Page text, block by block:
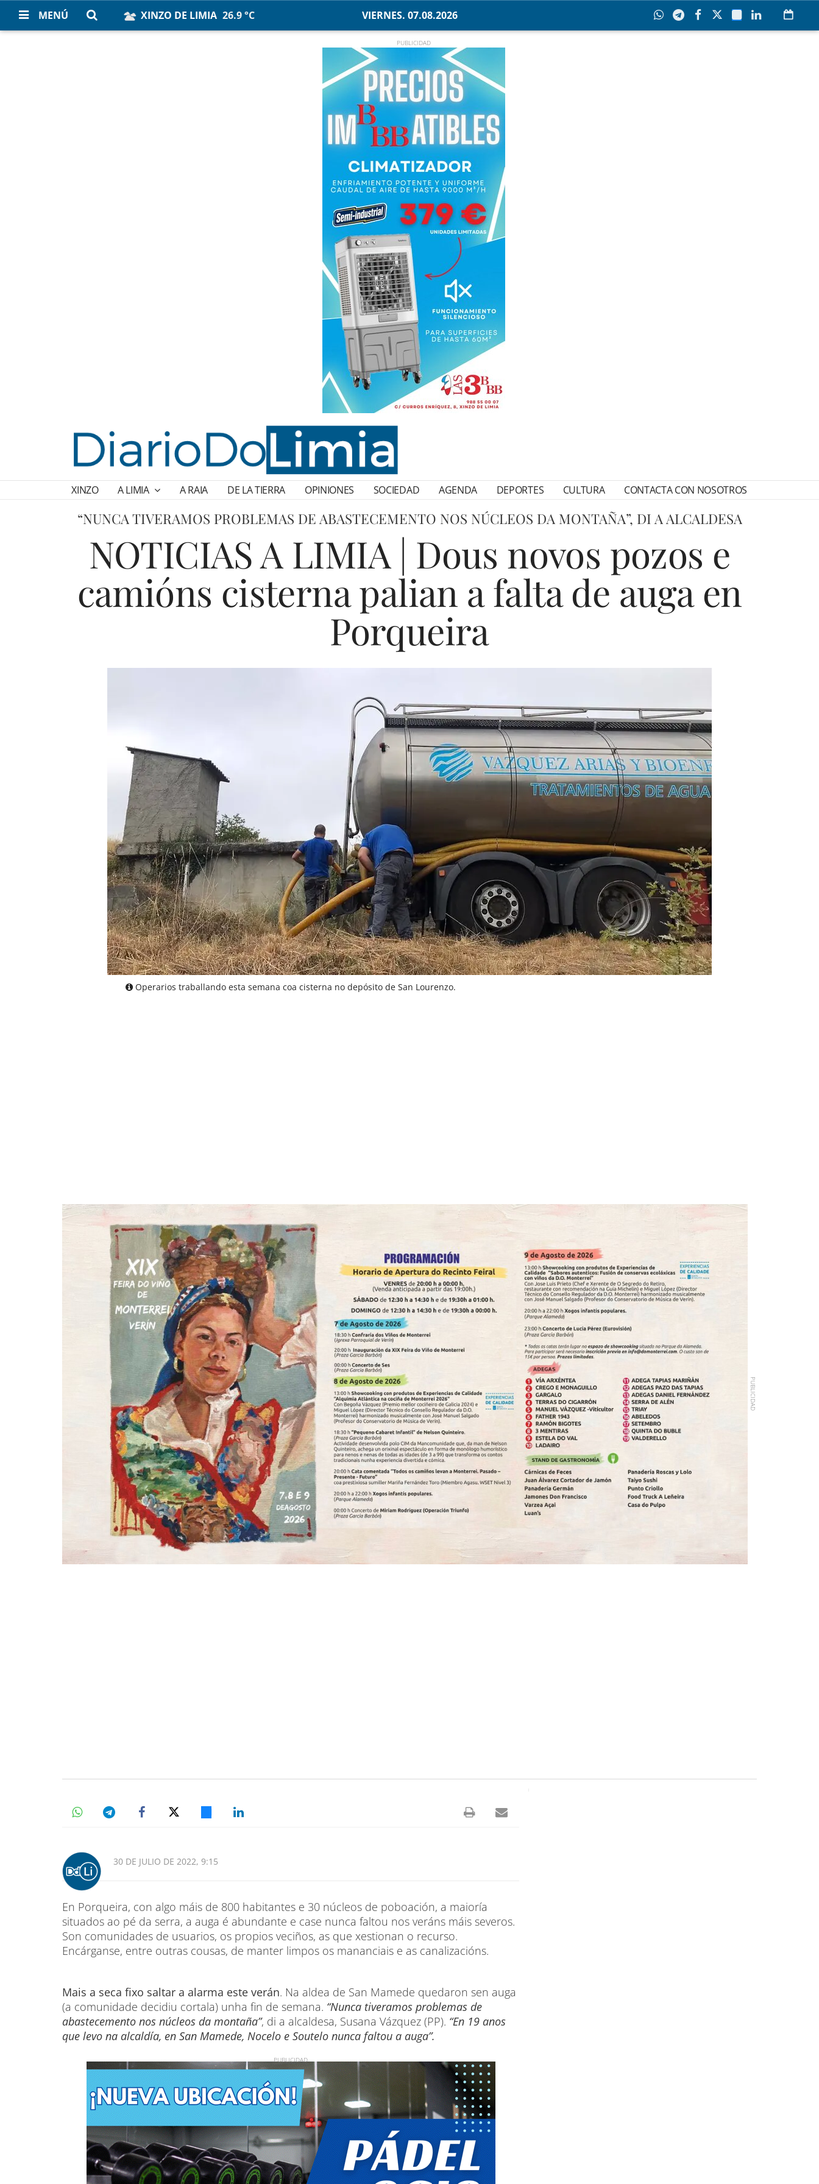
MENÚ XINZO DE LIMIA 26.9 °C VIERNES. 07.08.2026
XINZO A LIMIA A RAIA DE LA TIERRA OPINIONES SOCIEDAD AGENDA DEPORTES CULTURA CONTACTA CON NOSOTROS
“NUNCA TIVERAMOS PROBLEMAS DE ABASTECEMENTO NOS NÚCLEOS DA MONTAÑA”, DI A ALCALDESA
NOTICIAS A LIMIA | Dous novos pozos e
camións cisterna palian a falta de auga en
Porqueira
Operarios traballando esta semana coa cisterna no depósito de San Lourenzo.
30 DE JULIO DE 2022, 9:15
En Porqueira, con algo máis de 800 habitantes e 30 núcleos de poboación, a maioría
situados ao pé da serra, a auga é abundante e case nunca faltou nos veráns máis severos.
Son comunidades de usuarios, os propios veciños, as que xestionan o recurso.
Encárganse, entre outras cousas, de manter limpos os mananciais e as canalizacións.
Mais a seca fixo saltar a alarma este verán. Na aldea de San Mamede quedaron sen auga
(a comunidade decidiu cortala) unha fin de semana. “Nunca tiveramos problemas de
abastecemento nos núcleos da montaña”, di a alcaldesa, Susana Vázquez (PP). “En 19 anos
que levo na alcaldía, en San Mamede, Nocelo e Soutelo nunca faltou a auga”.